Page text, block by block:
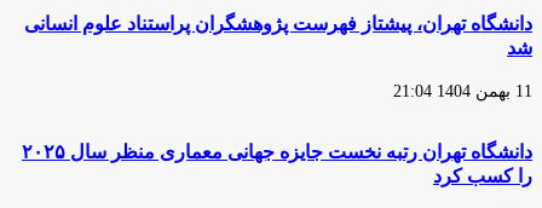
دانشگاه تهران، پیشتاز فهرست پژوهشگران پراستناد علوم انسانی
شد
11 بهمن 1404 21:04
دانشگاه تهران رتبه نخست جایزه جهانی معماری منظر سال ۲۰۲۵
را کسب کرد